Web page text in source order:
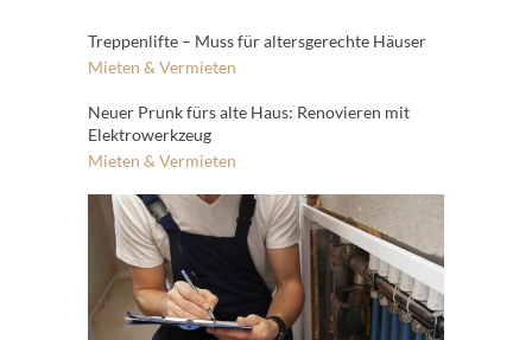
Treppenlifte – Muss für altersgerechte Häuser
Mieten & Vermieten
Neuer Prunk fürs alte Haus: Renovieren mit
Elektrowerkzeug
Mieten & Vermieten